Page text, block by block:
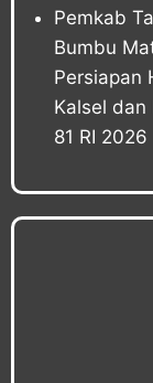
Pemkab
Bumbu
Persiapan
Kalsel dan
81 RI 2026